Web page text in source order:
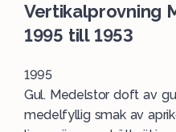
Vertikalprovning
1995 till 1953
1995
Gul. Medelstor doft av
medelfyllig smak av